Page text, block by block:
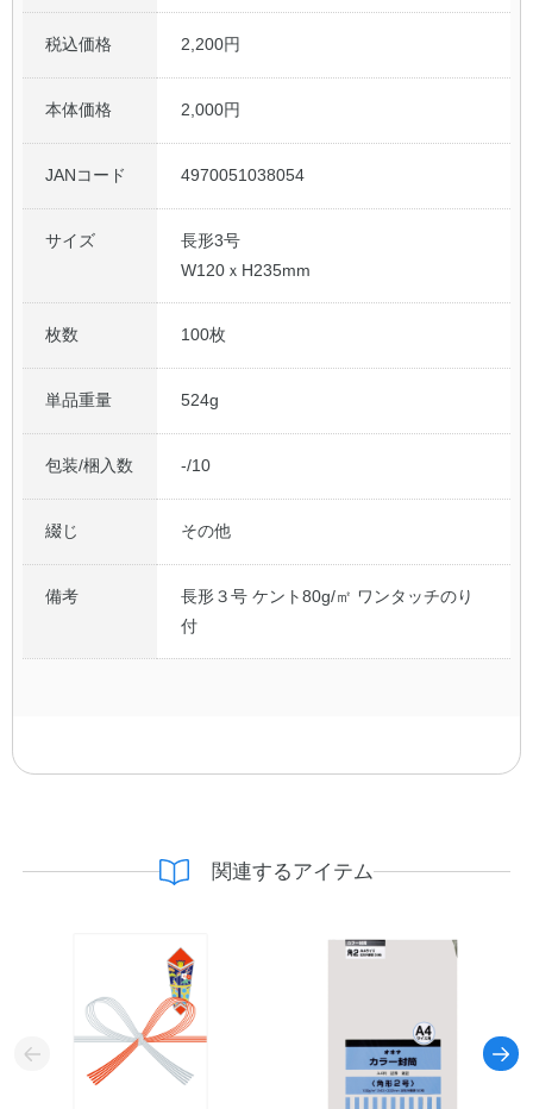
税込価格 2,200円
本体価格 2,000円
JANコード 4970051038054
サイズ
長形3号
W120ｘH235mm
枚数 100枚
単品重量 524g
包装/梱入数 -/10
綴じ その他
備考
長形３号 ケント80g/㎡ ワンタッチのり
付
関連するアイテム